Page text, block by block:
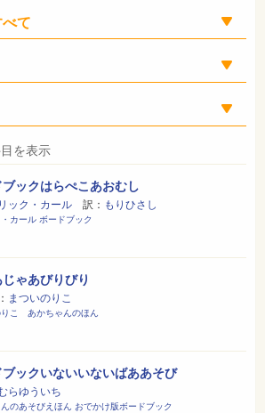
を表示
ックはらぺこあおむし
ック・カール 訳： もりひさし
カール ボードブック
じゃあびりびり
まついのりこ
りこ あかちゃんのほん
ックいないいないばああそび
らゆういち
のあそびえほん おでかけ版ボードブック